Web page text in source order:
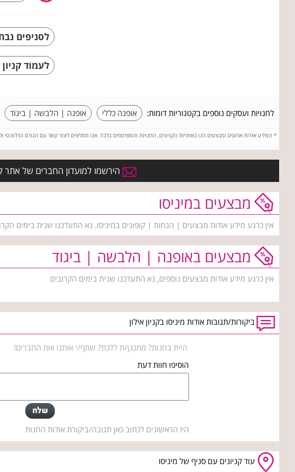
לסניפים
לעמוד קניון
לחנויות ועסקים נוספים בקטגוריות דומות: אופנה כללי אופנה | הלבשה | ביגוד
* המידע אודות ארועים ומבצעים הנו באחריות הקניונים, החנויות והמפרסמים בלבד. אנו ממליצים ליצור קשר עם הגורם
הירשמו למועדון החברים של אתר
מבצעים במיניסו
אין כרגע מידע אודות מבצעים | הנחות | קופונים במיניסו. נא התעדכנו שנית בימים
מבצעים באופנה | הלבשה | ביגוד
אין כרגע מידע אודות מבצעים נוספים, נא התעדכנו שנית בימים הקרובים
ביקורות/תגובות אודות מיניסו בקניון אילון
היית בחנות? מתכנן/ת ללכת? שתף/י אותנו ואת החברים!
הוסיפו חוות דעת
היו הראשונים לכתוב כאן תגובה/ביקורת אודות החנות
עוד קניונים עם סניף של מיניסו